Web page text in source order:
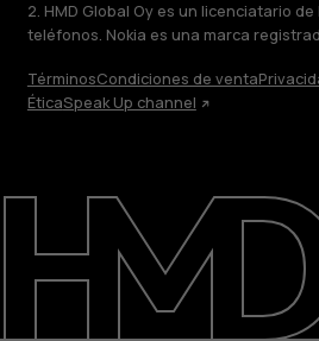
Reparar, reutilizar, reciclar
Sostenibilidad
Soporte
Latin America
2. HMD Global Oy es un licenciatario
teléfonos. Nokia es una marca
TérminosCondiciones de venta
ÉticaSpeak Up channel